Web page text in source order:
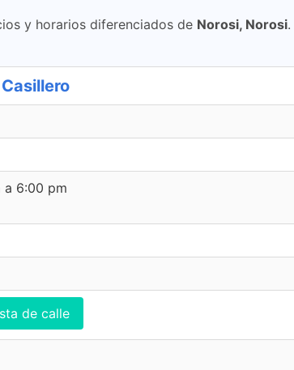
y horarios diferenciados de Norosi, Norosi
a 6:00 pm
de calle